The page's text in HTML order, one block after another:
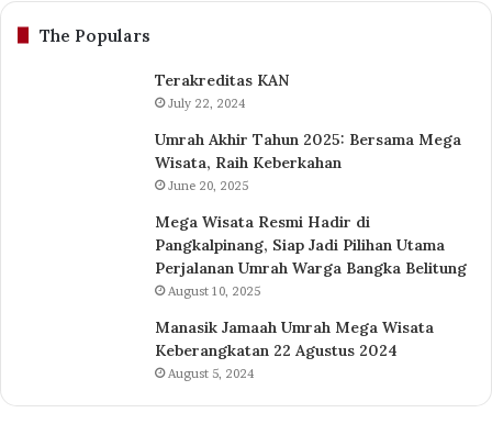
The Populars
Terakreditas KAN
July 22, 2024
Umrah Akhir Tahun 2025: Bersama Mega
Wisata, Raih Keberkahan
June 20, 2025
Mega Wisata Resmi Hadir di
Pangkalpinang, Siap Jadi Pilihan Utama
Perjalanan Umrah Warga Bangka Belitung
August 10, 2025
Manasik Jamaah Umrah Mega Wisata
Keberangkatan 22 Agustus 2024
August 5, 2024